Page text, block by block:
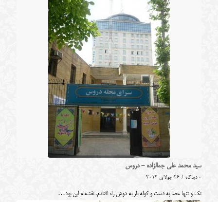
سید محمد علی جمالزاده - دروس
0 دیدگاه / 26 جولای 2014
تک و تنها عصا به دست و کوله بار به دوش راه افتادم. نقشه‌ام این بود…